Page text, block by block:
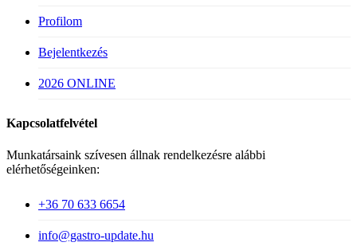
Profilom
Bejelentkezés
2026 ONLINE
Kapcsolatfelvétel
Munkatársaink szívesen állnak rendelkezésre alábbi
elérhetőségeinken:
+36 70 633 6654
info@gastro-update.hu